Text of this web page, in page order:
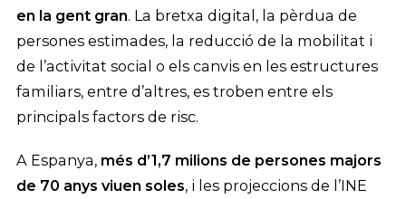
en la gent gran. La bretxa digital, la pèrdua de
persones estimades, la reducció de la mobilitat i
de l’activitat social o els canvis en les estructures
familiars, entre d’altres, es troben entre els
principals factors de risc.
A Espanya, més d’1,7 milions de persones majors
de 70 anys viuen soles, i les projeccions de l’INE